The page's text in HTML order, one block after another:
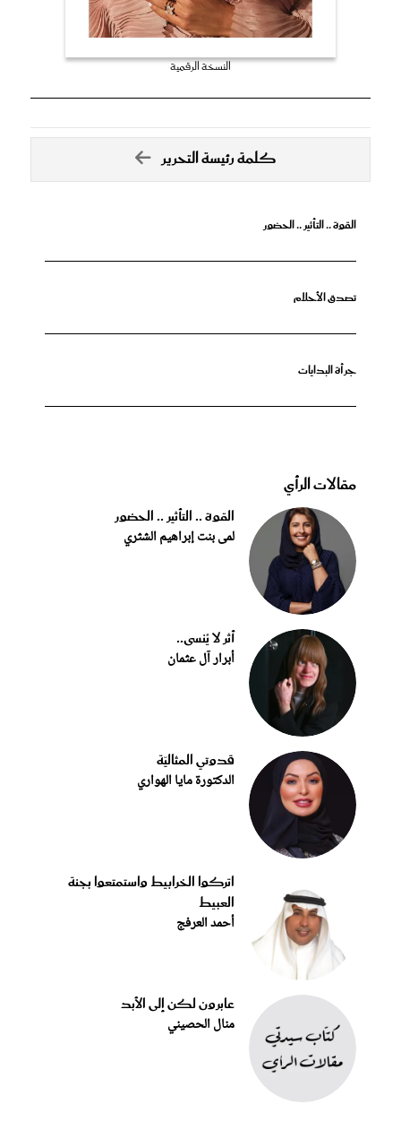
النسخة الرقمية
كلمة رئيسة التحرير
القوة .. التأثير .. الحضور
تصدق الأحلام
جرأة البدايات
مقالات الرأي
القوة .. التأثير .. الحضور
لمى بنت إبراهيم الشثري
أثر لا يُنسى..
أبرار آل عثمان
قدوتي المثاليّة
الدكتورة مايا الهواري
اتركوا الخرابيط واستمتعوا بجنة
العبيط
أحمد العرفج
عابرون لكن إلى الأبد
منال الحصيني